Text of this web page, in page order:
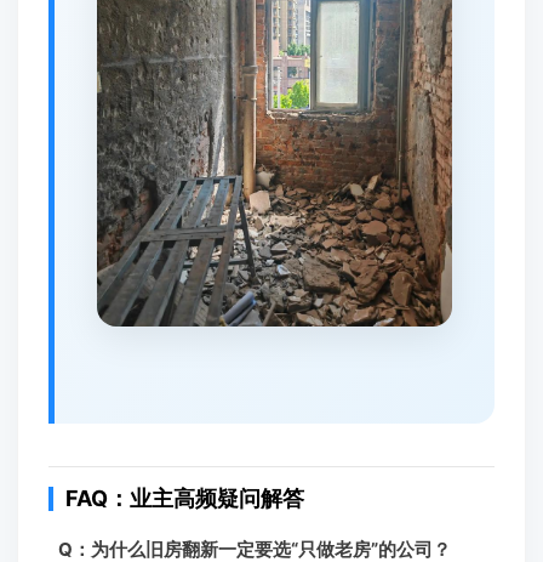
FAQ：业主高频疑问解答
Q：为什么旧房翻新一定要选“只做老房”的公司？